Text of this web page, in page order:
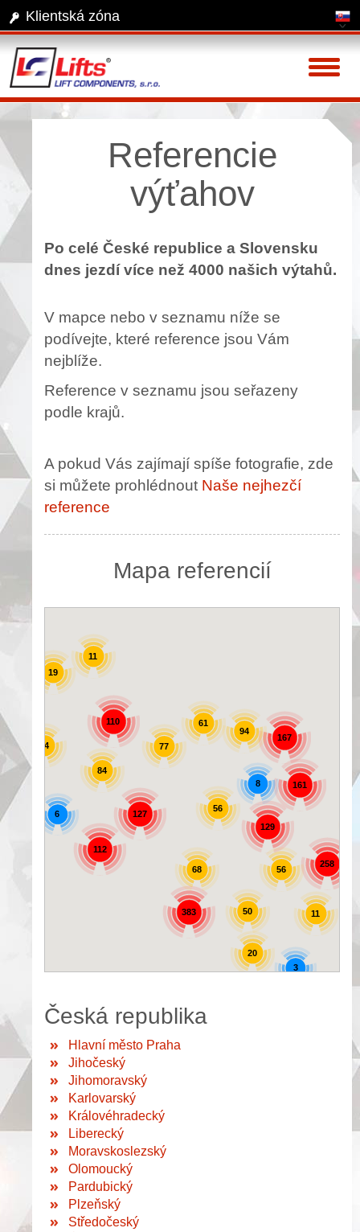
Klientská zóna
Referencie
výťahov
Po celé České republice a Slovensku
dnes jezdí více než 4000 našich výtahů.
V mapce nebo v seznamu níže se
podívejte, které reference jsou Vám
nejblíže.
Reference v seznamu jsou seřazeny
podle krajů.
A pokud Vás zajímají spíše fotografie, zde
si můžete prohlédnout Naše nejhezčí
reference
Mapa referencií
167
110
56
127
50
56
383
77
94
61
161
112
258
20
3
11
68
84
11
129
44
19
8
6
Česká republika
Hlavní město Praha
Jihočeský
Jihomoravský
Karlovarský
Královéhradecký
Liberecký
Moravskoslezský
Olomoucký
Pardubický
Plzeňský
Středočeský